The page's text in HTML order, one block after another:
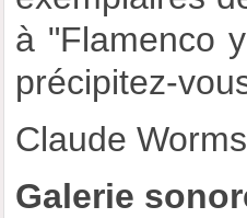
à "Flamenco
précipitez-
Claude Worms
Galerie